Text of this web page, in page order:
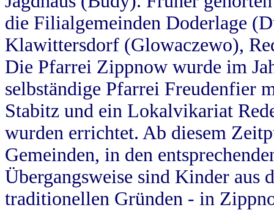
die Filialgemeinden Doderlage
Klawittersdorf (Glowaczewo),
Die Pfarrei Zippnow wurde im
selbständige Pfarrei Freudenfier
Stabitz und ein Lokalvikariat
wurden errichtet. Ab diesem
Gemeinden, in den
Übergangsweise sind Kinder aus
traditionellen Gründen - in